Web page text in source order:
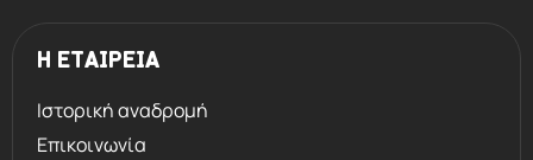
Η ΕΤΑΙΡΕΙΑ
Ιστορική αναδρομή
Επικοινωνία